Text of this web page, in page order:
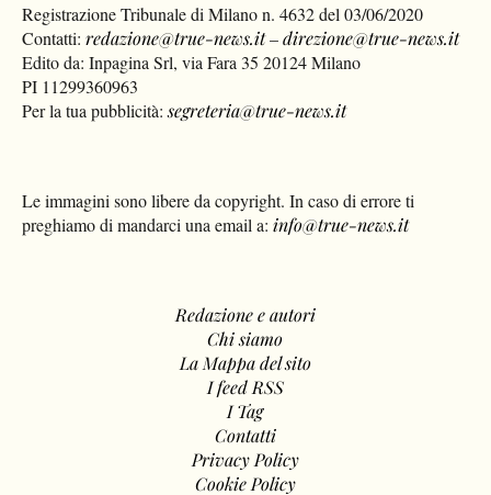
Registrazione Tribunale di Milano n. 4632 del 03/06/2020
Contatti:redazione@true-news.it–direzione@true-news.it
Edito da: Inpagina Srl, via Fara 35 20124 Milano
PI 11299360963
Per la tua pubblicità:segreteria@true-news.it
Le immagini sono libere da copyright. In caso di errore ti
preghiamo di mandarci una email a: info@true-news.it
Redazione e autori
Chi siamo
La Mappa del sito
I feed RSS
I Tag
Contatti
Privacy Policy
Cookie Policy